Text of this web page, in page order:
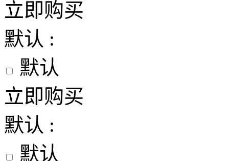
立即购买
默认 :
默认
立即购买
默认 :
默认